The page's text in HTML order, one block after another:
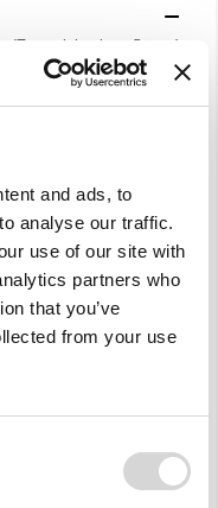
and ads, to
analyse our traffic.
use of our site with
partners who
that you’ve
from your use
minimal σχεδιασμό με
να το αξιοποιήσετε σε